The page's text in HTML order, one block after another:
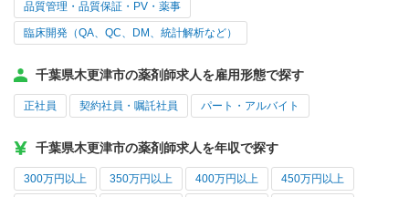
品質管理・品質保証・PV・薬事
臨床開発（QA、QC、DM、統計解析など）
千葉県木更津市の薬剤師求人を雇用形態で探す
正社員 契約社員・嘱託社員 パート・アルバイト
千葉県木更津市の薬剤師求人を年収で探す
300万円以上 350万円以上 400万円以上 450万円以上